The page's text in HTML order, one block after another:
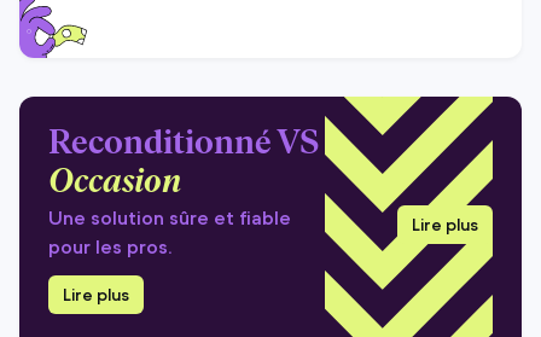
Reconditionné VS
Occasion
Une solution sûre et fiable
pour les pros.
Lire plus
Lire plus